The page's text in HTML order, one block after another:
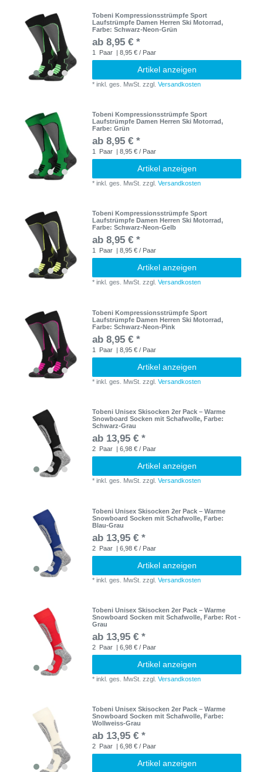
Tobeni Kompressionsstrümpfe Sport
Laufstrümpfe Damen Herren Ski Motorrad,
Farbe: Schwarz-Neon-Grün
ab 8,95 € *
1 Paar | 8,95 € / Paar
Artikel anzeigen
*inkl. ges. MwSt. zzgl.Versandkosten
Tobeni Kompressionsstrümpfe Sport
Laufstrümpfe Damen Herren Ski Motorrad,
Farbe: Grün
ab 8,95 € *
1 Paar | 8,95 € / Paar
Artikel anzeigen
*inkl. ges. MwSt. zzgl.Versandkosten
Tobeni Kompressionsstrümpfe Sport
Laufstrümpfe Damen Herren Ski Motorrad,
Farbe: Schwarz-Neon-Gelb
ab 8,95 € *
1 Paar | 8,95 € / Paar
Artikel anzeigen
*inkl. ges. MwSt. zzgl.Versandkosten
Tobeni Kompressionsstrümpfe Sport
Laufstrümpfe Damen Herren Ski Motorrad,
Farbe: Schwarz-Neon-Pink
ab 8,95 € *
1 Paar | 8,95 € / Paar
Artikel anzeigen
*inkl. ges. MwSt. zzgl.Versandkosten
Tobeni Unisex Skisocken 2er Pack – Warme
Snowboard Socken mit Schafwolle, Farbe:
Schwarz-Grau
ab 13,95 € *
2 Paar | 6,98 € / Paar
Artikel anzeigen
*inkl. ges. MwSt. zzgl.Versandkosten
Tobeni Unisex Skisocken 2er Pack – Warme
Snowboard Socken mit Schafwolle, Farbe:
Blau-Grau
ab 13,95 € *
2 Paar | 6,98 € / Paar
Artikel anzeigen
*inkl. ges. MwSt. zzgl.Versandkosten
Tobeni Unisex Skisocken 2er Pack – Warme
Snowboard Socken mit Schafwolle, Farbe: Rot -
Grau
ab 13,95 € *
2 Paar | 6,98 € / Paar
Artikel anzeigen
*inkl. ges. MwSt. zzgl.Versandkosten
Tobeni Unisex Skisocken 2er Pack – Warme
Snowboard Socken mit Schafwolle, Farbe:
Wollweiss-Grau
ab 13,95 € *
2 Paar | 6,98 € / Paar
Artikel anzeigen